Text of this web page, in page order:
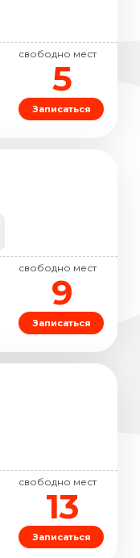
свободно мест
5
Записаться
свободно мест
9
Записаться
свободно мест
13
Записаться